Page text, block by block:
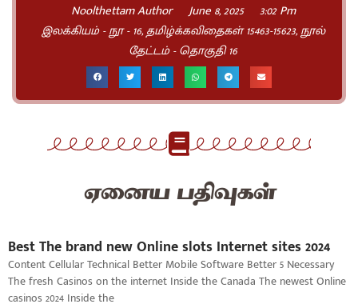
Noolthettam Author June 8, 2025
3:02 Pm
இலக்கியம் - நூ - 16,தமிழ்க்கவிதைகள் 15463-15623,நூல்
தேட்டம் - தொகுதி 16
ஏனைய பதிவுகள்
Best The brand new Online slots Internet sites 2024
Content Cellular Technical Better Mobile Software Better 5 Necessary
The fresh Casinos on the internet Inside the Canada The newest Online
casinos 2024 Inside the